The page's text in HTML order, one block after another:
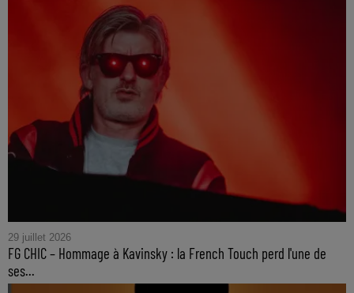
29 juillet 2026
FG CHIC – Hommage à Kavinsky : la French Touch perd l'une de
ses...